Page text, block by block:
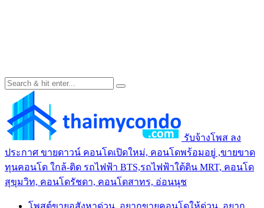
รับจ้างโพส ลง
ประกาศ ขายดาวน์ คอนโดเปิดใหม่, คอนโดพร้อมอยู่ ,ขายขาด
ทุนคอนโด ใกล้-ติด รถไฟฟ้า BTS,รถไฟฟ้าใต้ดิน MRT, คอนโด
สุขุมวิท, คอนโดรัชดา, คอนโดสาทร, อ่อนนุช
โพสต์ขายอสังหาด่วน, อยากขายคอนโดให้ด่วน, อยาก